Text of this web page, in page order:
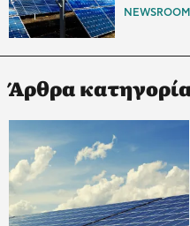
NEWSROOM
Άρθρα